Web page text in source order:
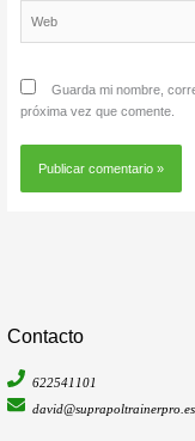
Contacto
622541101
david@suprapoltrainerpro.es
Guarda mi nombre,
próxima vez que comente.